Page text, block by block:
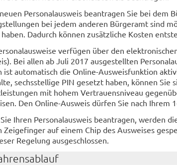
Personalausweis beantragen Sie bei dem
bei jedem anderen Bürgeramt sind
haben. Dadurch können zusätzliche Kosten
verfügen über den
Bei allen ab Juli 2017 ausgestellten
ist automatisch die Online-Ausweisfunktion
sechsstellige PIN gesetzt haben, können Sie
mit hohem Vertrauensniveau
Den Online-Ausweis dürfen Sie nach Ihrem
Ihren Personalausweis beantragen, werden
Zeigefinger auf einem Chip des Ausweises
Regelung ausgeschlossen.